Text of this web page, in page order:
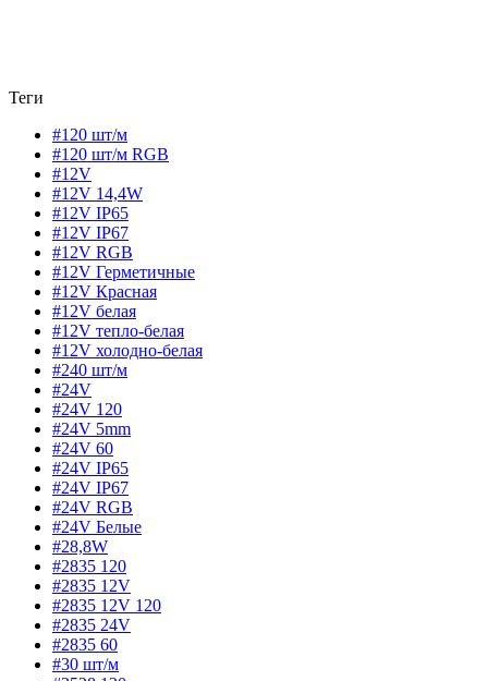
Теги
#120 шт/м
#120 шт/м RGB
#12V
#12V 14,4W
#12V IP65
#12V IP67
#12V RGB
#12V Герметичные
#12V Красная
#12V белая
#12V тепло-белая
#12V холодно-белая
#240 шт/м
#24V
#24V 120
#24V 5mm
#24V 60
#24V IP65
#24V IP67
#24V RGB
#24V Белые
#28,8W
#2835 120
#2835 12V
#2835 12V 120
#2835 24V
#2835 60
#30 шт/м